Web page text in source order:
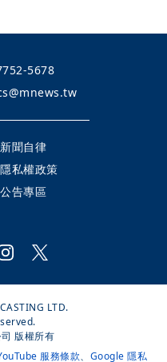
5678
新聞自律
隱私權政策
公告專區
LTD.
版權所有
服務條款、 Google 隱私